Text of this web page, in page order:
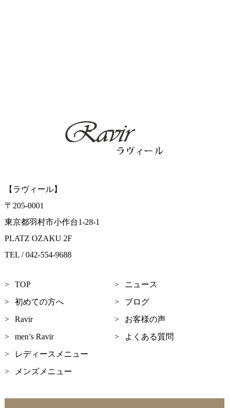
【ラヴィール】
〒205-0001
東京都羽村市小作台1-28-1
PLATZ OZAKU 2F
TEL / 042-554-9688
TOP
ニュース
初めての方へ
ブログ
Ravir
お客様の声
men’s Ravir
よくある質問
レディースメニュー
メンズメニュー